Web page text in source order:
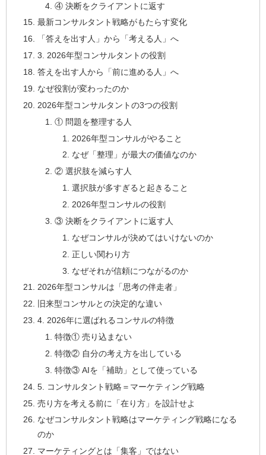
④ 決断をクライアントに返す
最新コンサルタント戦略がもたらす変化
「答えを出す人」から「考える人」へ
3. 2026年型コンサルタントの役割
答えを出す人から「前に進める人」へ
なぜ役割が変わったのか
2026年型コンサルタントの3つの役割
① 問題を整理する人
2026年型コンサルがやること
なぜ「整理」が最大の価値なのか
② 選択肢を減らす人
選択肢が多すぎると起きること
2026年型コンサルの役割
③ 決断をクライアントに返す人
なぜコンサルが決めてはいけないのか
正しい関わり方
なぜそれが信頼につながるのか
2026年型コンサルは「思考の伴走者」
旧来型コンサルとの決定的な違い
4. 2026年に選ばれるコンサルの特徴
特徴① 売り込まない
特徴② 自分の考え方を出している
特徴③ AIを「補助」として使っている
5. コンサルタント戦略＝マーケティング戦略
売り方を考える前に「在り方」を設計せよ
なぜコンサルタント戦略はマーケティング戦略になる
のか
マーケティングとは「集客」ではない